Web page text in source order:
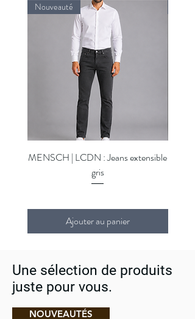
Nouveauté
MENSCH | LCDN : Jeans extensible
gris
Ajouter au panier
Une sélection de produits
juste pour vous.
NOUVEAUTÉS